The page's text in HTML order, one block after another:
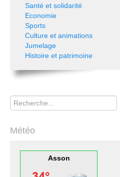
Santé et solidarité
Economie
Sports
Culture et animations
Jumelage
Histoire et patrimoine
Rechercher
Météo
Asson